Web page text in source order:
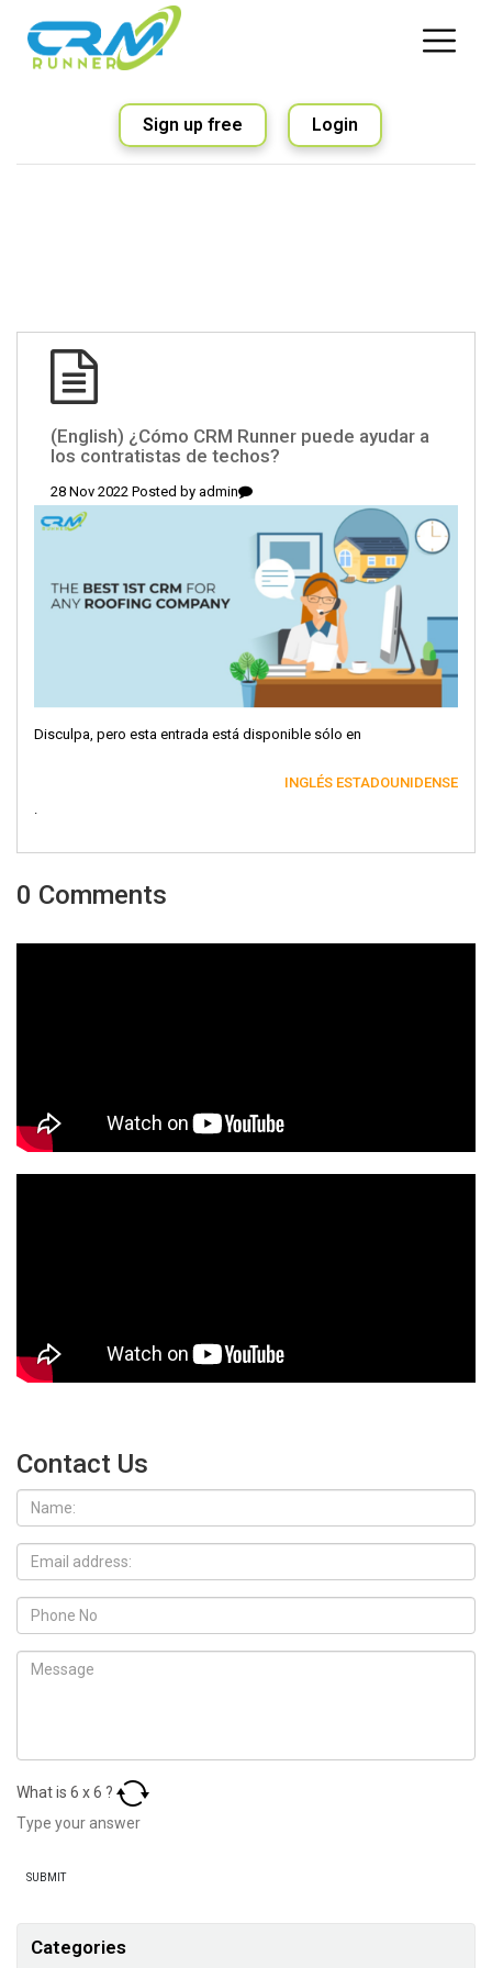
Sign up free Login
(English) ¿Cómo CRM Runner puede ayudar a
los contratistas de techos?
28 Nov 2022 Posted by admin
Disculpa, pero esta entrada está disponible sólo en
INGLÉS ESTADOUNIDENSE
.
0 Comments
Contact Us
What is 6 x6 ?
Categories